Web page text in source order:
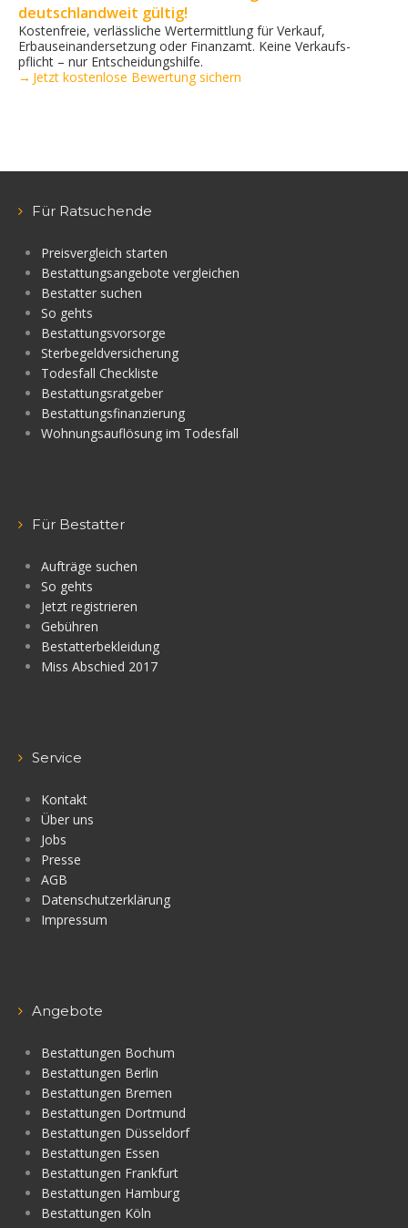
deutschlandweit gültig!
Kostenfreie, verlässliche Wertermittlung für Verkauf,
Erbauseinandersetzung oder Finanzamt. Keine Verkaufs­
pflicht – nur Entscheidungshilfe.
→ Jetzt kostenlose Bewertung sichern
Für Ratsuchende
Preisvergleich starten
Bestattungsangebote vergleichen
Bestatter suchen
So gehts
Bestattungsvorsorge
Sterbegeldversicherung
Todesfall Checkliste
Bestattungsratgeber
Bestattungsfinanzierung
Wohnungsauflösung im Todesfall
Für Bestatter
Aufträge suchen
So gehts
Jetzt registrieren
Gebühren
Bestatterbekleidung
Miss Abschied 2017
Service
Kontakt
Über uns
Jobs
Presse
AGB
Datenschutzerklärung
Impressum
Angebote
Bestattungen Bochum
Bestattungen Berlin
Bestattungen Bremen
Bestattungen Dortmund
Bestattungen Düsseldorf
Bestattungen Essen
Bestattungen Frankfurt
Bestattungen Hamburg
Bestattungen Köln